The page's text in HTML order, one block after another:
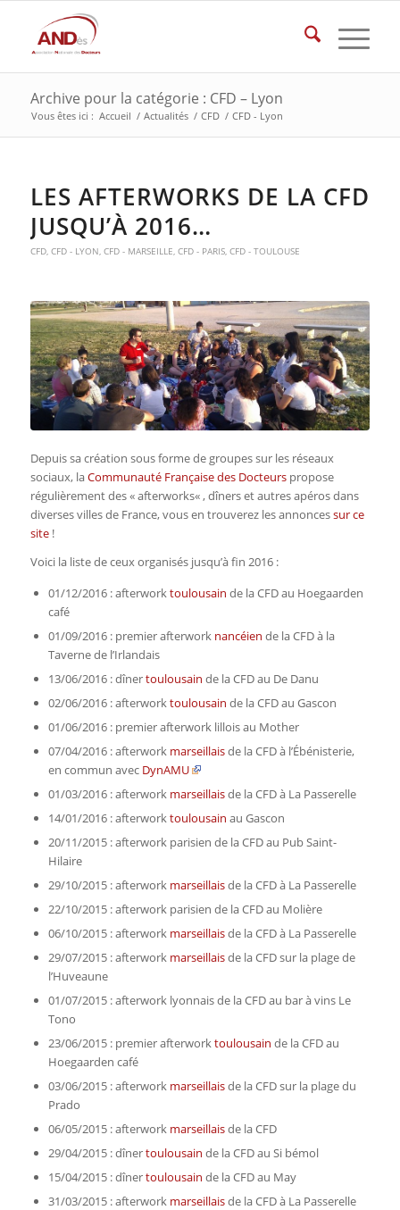
Archive pour la catégorie : CFD – Lyon
Vous êtes ici : Accueil / Actualités / CFD / CFD - Lyon
LES AFTERWORKS DE LA CFD
JUSQU’À 2016…
CFD, CFD - LYON, CFD - MARSEILLE, CFD - PARIS, CFD - TOULOUSE
Depuis sa création sous forme de groupes sur les réseaux
sociaux, laCommunauté Française des Docteurspropose
régulièrement des «afterworks« , dîners et autres apéros dans
diverses villes de France, vous en trouverez les annoncessur ce
site!
Voici la liste de ceux organisés jusqu’à fin 2016 :
01/12/2016 : afterworktoulousain de la CFD au Hoegaarden
café
01/09/2016 : premier afterwork nancéien de la CFD à la
Taverne de l’Irlandais
13/06/2016 : dînertoulousain de la CFD au De Danu
02/06/2016 : afterworktoulousain de la CFD au Gascon
01/06/2016 : premier afterwork lillois au Mother
07/04/2016 : afterwork marseillaisde la CFD à l’Ébénisterie,
en commun avec DynAMU
01/03/2016 : afterwork marseillaisde la CFD à La Passerelle
14/01/2016 : afterworktoulousain au Gascon
20/11/2015 : afterwork parisien de la CFD au Pub Saint-
Hilaire
29/10/2015 : afterwork marseillaisde la CFD à La Passerelle
22/10/2015 : afterwork parisien de la CFD au Molière
06/10/2015 : afterwork marseillaisde la CFD à La Passerelle
29/07/2015 : afterwork marseillaisde la CFD sur la plage de
l’Huveaune
01/07/2015 : afterwork lyonnais de la CFD au bar à vins Le
Tono
23/06/2015 : premier afterworktoulousain de la CFD au
Hoegaarden café
03/06/2015 : afterwork marseillaisde la CFD sur la plage du
Prado
06/05/2015 : afterwork marseillaisde la CFD
29/04/2015 : dînertoulousain de la CFD au Si bémol
15/04/2015 : dînertoulousain de la CFD au May
31/03/2015 : afterwork marseillaisde la CFD à La Passerelle